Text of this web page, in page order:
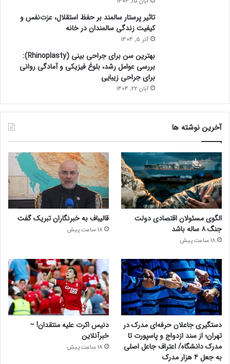
تاثیر پرستار سالمند بر حفظ استقلال، عزت‌نفس و
کیفیت زندگی سالمندان در خانه
آذر 5, 1404
بهترین سن برای جراحی بینی (Rhinoplasty):
بررسی عوامل رشد، بلوغ فیزیکی و آمادگی روانی
برای جراحی زیبایی
آبان 22, 1404
آخرین نوشته ها
الگوی مسئولان اقتصادی دولت
جنگ ۸ ساله باشد
18 ساعت پیش
قالیباف به خبرنگاران تبریک گفت
18 ساعت پیش
دستگیری جاعلان حرفه‌ای مدرک در
تهران؛ از سند ازدواج و پاسپورت تا
مدرک دانشگاه/ اعتراف جاعل اصلی
به جعل ۴ هزار مدرک
دنیس اکرت علیه منتقدان! –
خبرآنلاین
18 ساعت پیش